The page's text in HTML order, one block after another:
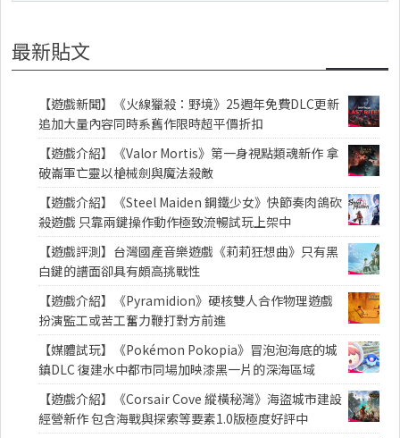
最新貼文
【遊戲新聞】《火線獵殺：野境》25週年免費DLC更新
追加大量內容同時系舊作限時超平價折扣
【遊戲介紹】《Valor Mortis》第一身視點類魂新作 拿
破崙軍亡靈以槍械劍與魔法殺敵
【遊戲介紹】《Steel Maiden 鋼鐵少女》快節奏肉鴿砍
殺遊戲 只靠兩鍵操作動作極致流暢試玩上架中
【遊戲評測】台灣國產音樂遊戲《莉莉狂想曲》只有黑
白鍵的譜面卻具有頗高挑戰性
【遊戲介紹】《Pyramidion》硬核雙人合作物理遊戲
扮演監工或苦工奮力鞭打對方前進
【媒體試玩】《Pokémon Pokopia》冒泡泡海底的城
鎮DLC 復建水中都市同場加映漆黑一片的深海區域
【遊戲介紹】《Corsair Cove 縱橫秘灣》海盜城市建設
經營新作 包含海戰與探索等要素1.0版極度好評中